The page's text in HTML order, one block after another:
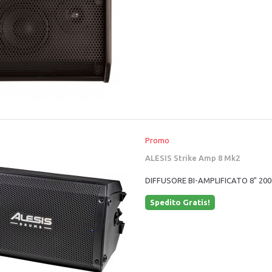
Promo
ALESIS Strike Amp 8 Mk2
DIFFUSORE BI-AMPLIFICATO 8"
Spedito Gratis!